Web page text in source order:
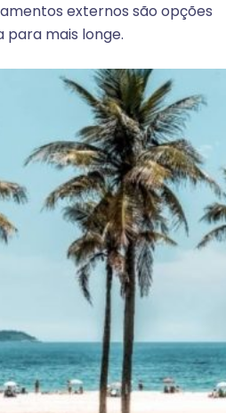
externos são opções
para mais longe.